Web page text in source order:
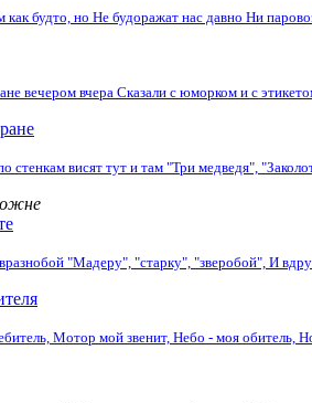
будто, но Не будоражат нас давно Ни
вечером вчера Сказали с юморком и с
стенкам висят тут и там "Три медведя",
"Мадеру", "старку", "зверобой", И
Мотор мой звенит, Небо - моя обитель,